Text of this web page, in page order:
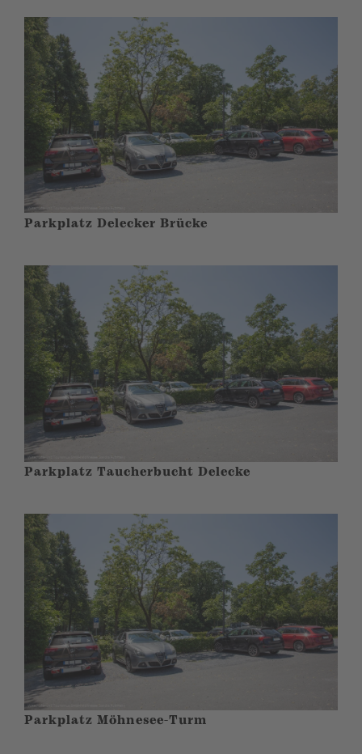
Parkplatz Delecker Brücke
Parkplatz Taucherbucht Delecke
Parkplatz Möhnesee-Turm